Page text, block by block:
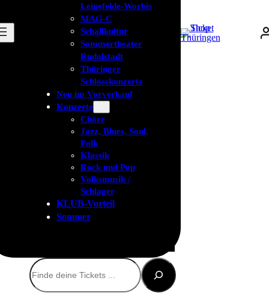
Leinefelde-Worbis
MAG-C
Schallkultur
Sommertheater
Rudolstadt
Thüringer
Schlosskonzerte
Neu im Vorverkauf
Konzerte
Chöre
Jazz, Blues, Soul,
Folk
Klassik
Rock und Pop
Volksmusik /
Schlager
KLUB-Vorteil
Sommer
Suchen